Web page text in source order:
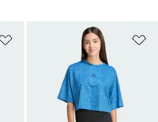
Zur Wunschliste hinzufügen